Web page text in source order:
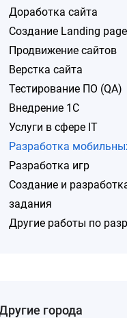
Доработка сайта
Создание Landing page
Продвижение сайтов
Верстка сайта
Тестирование ПО (QA)
Внедрение 1C
Услуги в сфере IT
Разработка
Разработка игр
Создание и
задания
Другие работы по
города